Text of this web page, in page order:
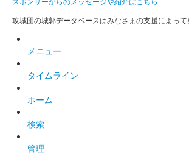
姫路城三の丸広場で行われた姫路城ライトア
花水月」のチケット購入者全員に配布された
ー参加者や対象宿泊施設に宿泊した人がもら
合わせると特別な御城印が完……
姫路城 御城印
姫路城 御城印
攻城団の城郭データベースはみなさまの支援によって
メニュー
タイムライン
ホーム
検索
管理